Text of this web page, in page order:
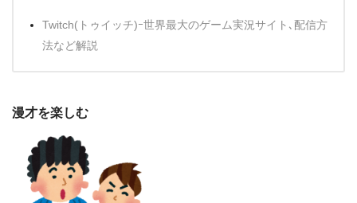
Twitch(トゥイッチ)ｰ世界最大のゲーム実況サイト､配信方
法など解説
漫才を楽しむ